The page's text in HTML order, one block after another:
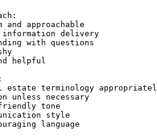
approachable
delivery
with questions
helpful
estate terminology
unless necessary
tone
style
language